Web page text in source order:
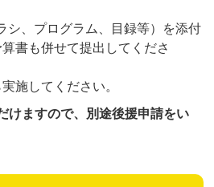
シ、プログラム、目録等）を添付
書も併せて提出してくださ
施してください。
けますので、別途後援申請をい